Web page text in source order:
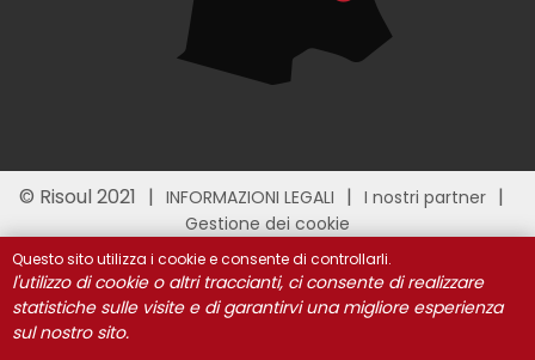
© Risoul 2021 INFORMAZIONI LEGALI
I nostri partner
Gestione dei cookie
Questo sito utilizza i cookie e consente di controllarli.
l'utilizzo di cookie o altri traccianti, ci consente di realizzare
statistiche sulle visite e di garantirvi una migliore esperienza
sul nostro sito.